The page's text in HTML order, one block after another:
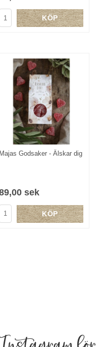
KÖP
Majas Godsaker - Älskar dig
sek
KÖP